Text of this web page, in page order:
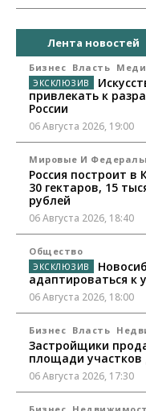
Лента новостей
Бизнес Власть
привлекать к
России
06 Августа 2026, 19:00
Мировые И
Россия построит в
30 гектаров, 15
рублей
06 Августа 2026, 18:40
Общество
адаптироваться к
06 Августа 2026, 18:00
Бизнес Власть
Застройщики
площади участков
06 Августа 2026, 17:30